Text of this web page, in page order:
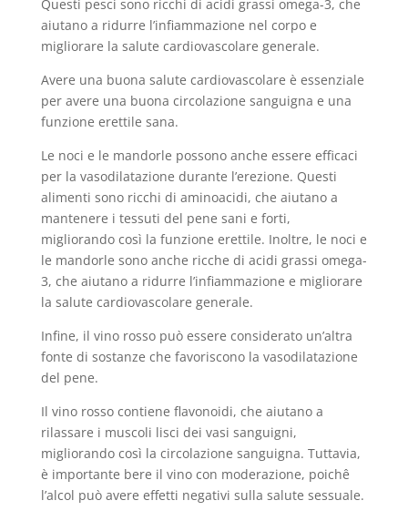
Questi pesci sono ricchi di acidi grassi omega-3, che
aiutano a ridurre l’infiammazione nel corpo e
migliorare la salute cardiovascolare generale.
Avere una buona salute cardiovascolare è essenziale
per avere una buona circolazione sanguigna e una
funzione erettile sana.
Le noci e le mandorle possono anche essere efficaci
per la vasodilatazione durante l’erezione. Questi
alimenti sono ricchi di aminoacidi, che aiutano a
mantenere i tessuti del pene sani e forti,
migliorando così la funzione erettile. Inoltre, le noci e
le mandorle sono anche ricche di acidi grassi omega-
3, che aiutano a ridurre l’infiammazione e migliorare
la salute cardiovascolare generale.
Infine, il vino rosso può essere considerato un’altra
fonte di sostanze che favoriscono la vasodilatazione
del pene.
Il vino rosso contiene flavonoidi, che aiutano a
rilassare i muscoli lisci dei vasi sanguigni,
migliorando così la circolazione sanguigna. Tuttavia,
è importante bere il vino con moderazione, poichê
l’alcol può avere effetti negativi sulla salute sessuale.